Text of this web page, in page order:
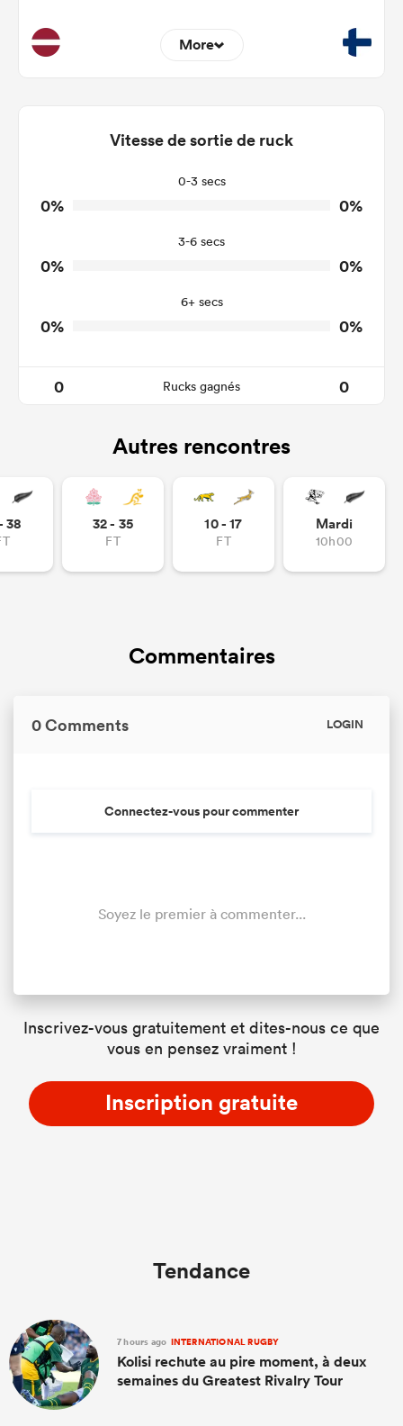
More
Tackles Made
Tackles Missed
0
0
0
0
Tackle Offload Allowed
Vitesse de sortie de ruck
0-3 secs
0% 0%
3-6 secs
0% 0%
6+ secs
0% 0%
0 Rucks gagnés 0
Autres rencontres
38 32 - 35
FT
10 - 17
FT
Mardi
10h00
Commentaires
0 Comments LOGIN
Connectez-vous pour commenter
Soyez le premier à commenter...
Inscrivez-vous gratuitement et dites-nous ce que
vous en pensez vraiment !
Inscription gratuite
Tendance
7 hours ago INTERNATIONAL RUGBY
Kolisi rechute au pire moment, à deux
semaines du Greatest Rivalry Tour